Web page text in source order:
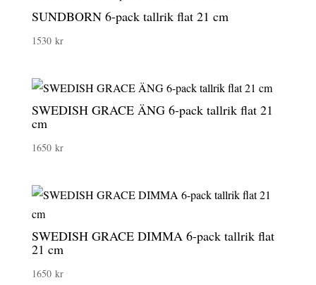
SUNDBORN 6-pack tallrik flat 21 cm
1530 kr
SWEDISH GRACE ÄNG 6-pack tallrik flat 21
cm
1650 kr
SWEDISH GRACE DIMMA 6-pack tallrik flat
21 cm
1650 kr